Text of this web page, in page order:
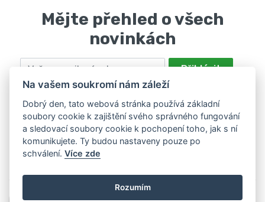
Mějte přehled o všech
novinkách
Email Přihlásit
Odesláním souhlasíte se zpracováním osobních údajů za účelem
nabízení a zpracování marketingových nabídek společností Marie
Haščáková, IČ: 48488861 se sídlem Bánov 697. Máte právo svůj
souhlas odvolat. Více informací vzásadách zpracování osobních
údajů.
Na vašem soukromí nám záleží
Dobrý den, tato webová stránka používá základní
soubory cookie k zajištění svého správného fungování
a sledovací soubory cookie k pochopení toho, jak s ní
komunikujete. Ty budou nastaveny pouze po
schválení.Více zde
Rozumím